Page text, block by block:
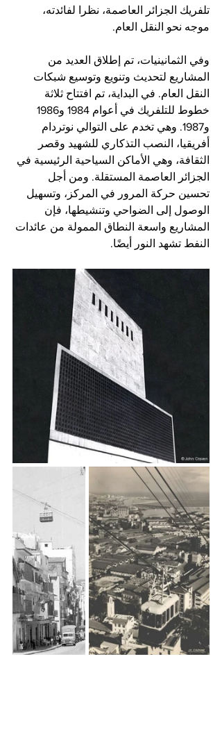
تلفريك الجزائر العاصمة، نظرا لفائدته،
موجه نحو النقل العام.
وفي الثمانينيات، تم إطلاق العديد من
المشاريع لتحديث وتنويع وتوسيع شبكات
النقل العام. في البداية، تم افتتاح ثلاثة
و1987. وهي تخدم على التوالي نوتردام
أفريقيا، النصب التذكاري للشهيد وقصر
الثقافة، وهي الأماكن السياحية الرئيسية في
الجزائر العاصمة المستقلة. ومن أجل
تحسين حركة المرور في المركز، وتسهيل
الوصول إلى الضواحي وتنشيطها، فإن
المشاريع واسعة النطاق الممولة من عائدات
النفط تشهد النور أيضًا.